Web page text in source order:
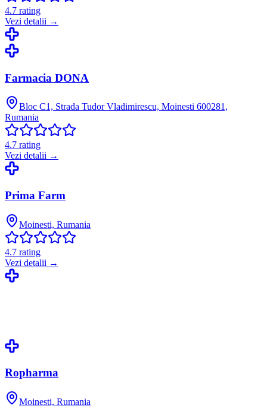
4.7 rating
Vezi detalii →
Farmacia DONA
Bloc C1, Strada Tudor Vladimirescu, Moinesti 600281,
Rumania
4.7 rating
Vezi detalii →
Prima Farm
Moinesti, Rumania
4.7 rating
Vezi detalii →
Ropharma
Moinesti, Rumania